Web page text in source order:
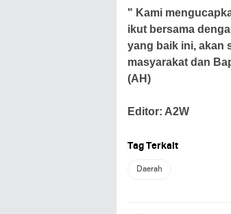
" Kami
ikut bersama
yang baik ini, akan
masyarakat dan
(AH)
Editor: A2W
Tag Terkait
Daerah